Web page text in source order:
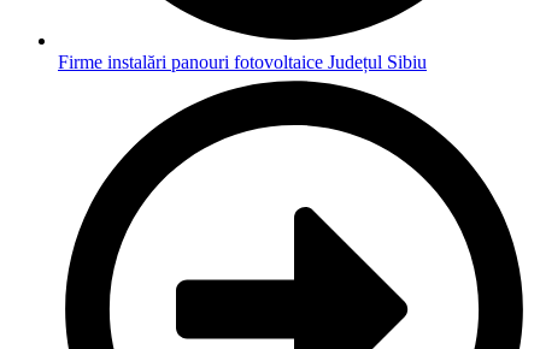
Firme instalări panouri fotovoltaice Județul Sibiu